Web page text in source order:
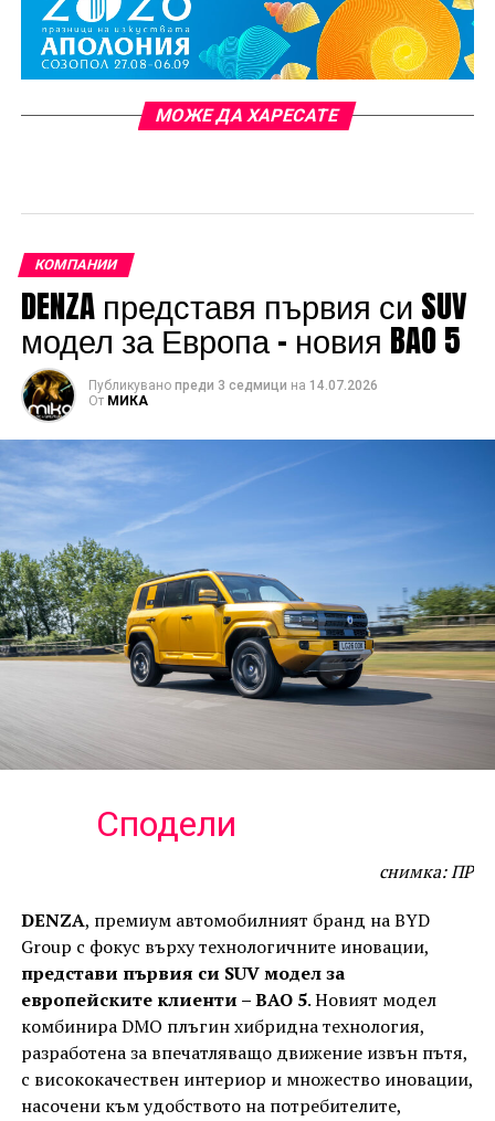
МОЖЕ ДА ХАРЕСАТЕ
КОМПАНИИ
DENZA представя първия си SUV
модел за Европа – новия BAO 5
Публикувано преди 3 седмици на 14.07.2026
От МИКА
Сподели
снимка: ПР
DENZA, премиум автомобилният бранд на BYD
Group с фокус върху технологичните иновации,
представи първия си SUV модел за
европейските клиенти – BAO 5. Новият модел
комбинира DMO плъгин хибридна технология,
разработена за впечатляващо движение извън пътя,
с висококачествен интериор и множество иновации,
насочени към удобството на потребителите,